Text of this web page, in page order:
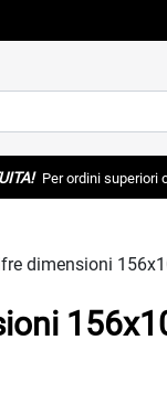
Per ordini superiori
dimensioni